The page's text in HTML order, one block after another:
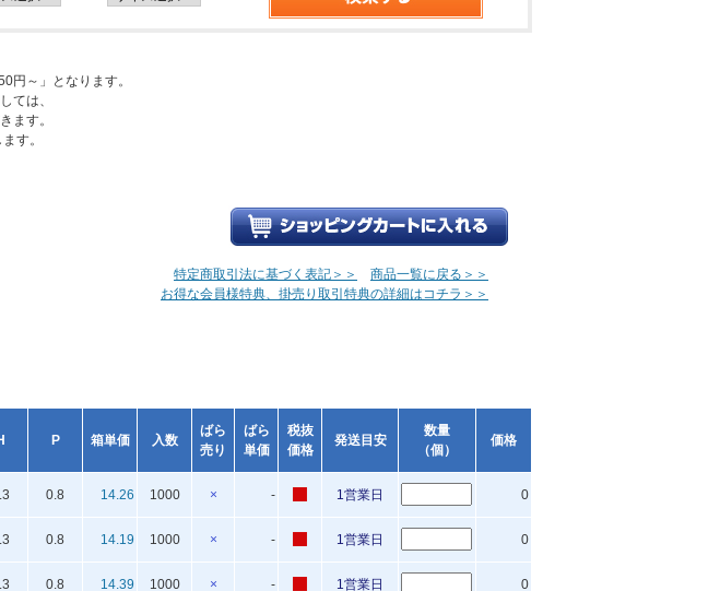
円～」となります。
ては、
ます。
す。
特定商取引法に基づく表記＞＞
商品一覧に戻る＞＞
お得な会員様特典、掛売り取引特典の詳細はコチラ＞＞
P 箱単価 入数
ばら
売り
ばら
単価
税抜
価格
発送目安
数量
（個）
価格
0.8 14.26 1000 × - 1営業日 0
0.8 14.19 1000 × - 1営業日 0
0.8 14.39 1000 × - 1営業日 0